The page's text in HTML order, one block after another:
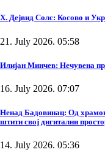
Х. Дејвид Солс: Косово и
21. July 2026. 05:58
Илијан Минчев: Нечувена
16. July 2026. 07:07
Ненад Бадовинац: Од
штити свој дигитални
14. July 2026. 05:36